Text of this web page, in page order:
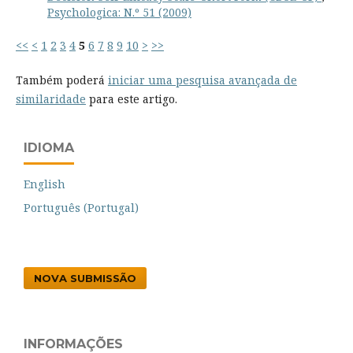
Psychologica: N.º 51 (2009)
<< < 1 2 3 4 5 6 7 8 9 10 > >>
Também poderá iniciar uma pesquisa avançada de
similaridade para este artigo.
IDIOMA
English
Português (Portugal)
NOVA SUBMISSÃO
INFORMAÇÕES